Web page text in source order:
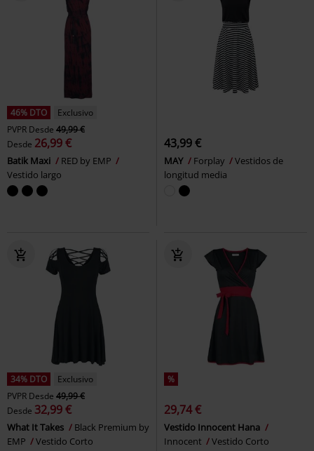
46% DTO
Exclusivo
PVPR Desde 49,99 €
Desde 26,99 €
Batik Maxi
RED by EMP
Vestido largo
43,99 €
MAY Forplay
Vestidos de
longitud media
34% DTO
Exclusivo
PVPR Desde 49,99 €
Desde 32,99 €
What It Takes
Black Premium by
EMP
Vestido Corto
%
29,74 €
Vestido Innocent Hana
Innocent
Vestido Corto